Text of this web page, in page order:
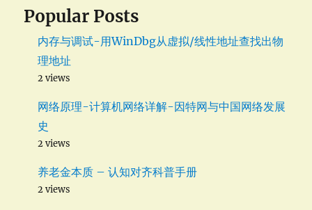
Popular Posts
内存与调试-用WinDbg从虚拟/线性地址查找出物
理地址
2 views
网络原理-计算机网络详解-因特网与中国网络发展
史
2 views
养老金本质 – 认知对齐科普手册
2 views